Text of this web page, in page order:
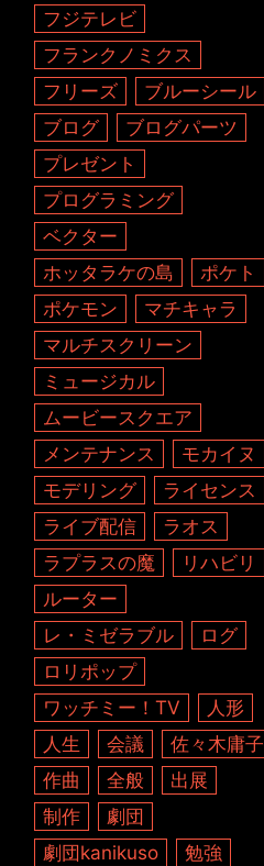
フジテレビ
フランクノミクス
フリーズ
ブルーシール
ブログ
ブログパーツ
プレゼント
プログラミング
ベクター
ホッタラケの島
ポケト
ポケモン
マチキャラ
マルチスクリーン
ミュージカル
ムービースクエア
メンテナンス
モカイヌ
モデリング
ライセンス
ライブ配信
ラオス
ラプラスの魔
リハビリ
ルーター
レ・ミゼラブル
ログ
ロリポップ
ワッチミー！TV
人形
人生
会議
佐々木庸子
作曲
全般
出展
制作
劇団
劇団kanikuso
勉強